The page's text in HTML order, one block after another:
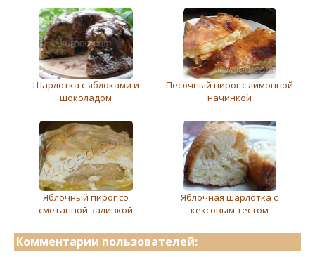
Шарлотка с яблоками и
шоколадом
Песочный пирог с лимонной
начинкой
Яблочный пирог со
сметанной заливкой
Яблочная шарлотка с
кексовым тестом
Комментарии пользователей: